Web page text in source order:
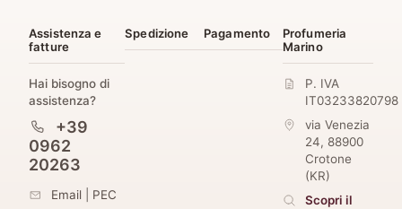
Assistenza e
fatture
Hai bisogno di
assistenza?
+39
0962
20263
Email
PEC
Spedizione Pagamento
Profumeria
Marino
P. IVA
IT03233820798
via Venezia
24, 88900
Crotone
(KR)
Scopri il